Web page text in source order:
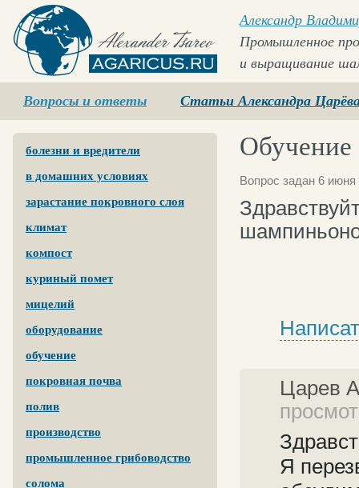
Agaricus.ru
Александр
Промышленное
и выращивание
Вопросы и ответы Статьи Александра
болезни и вредители
в домашних условиях
зарастание покровного слоя
климат
компост
куриный помет
мицелий
оборудование
обучение
покровная почва
полив
производство
промышленное грибоводство
солома
Обучение
Вопрос задан 6
Царев
Я